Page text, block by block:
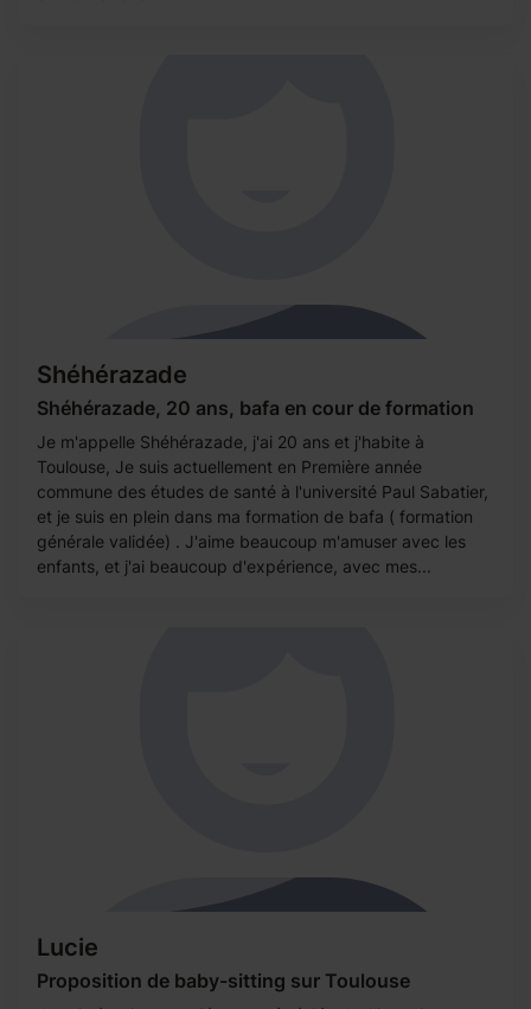
Shéhérazade
Shéhérazade, 20 ans, bafa en cour de formation
Je m'appelle Shéhérazade, j'ai 20 ans et j'habite à
Toulouse, Je suis actuellement en Première année
commune des études de santé à l'université Paul Sabatier,
et je suis en plein dans ma formation de bafa ( formation
générale validée) . J'aime beaucoup m'amuser avec les
enfants, et j'ai beaucoup d'expérience, avec mes...
Lucie
Proposition de baby-sitting sur Toulouse